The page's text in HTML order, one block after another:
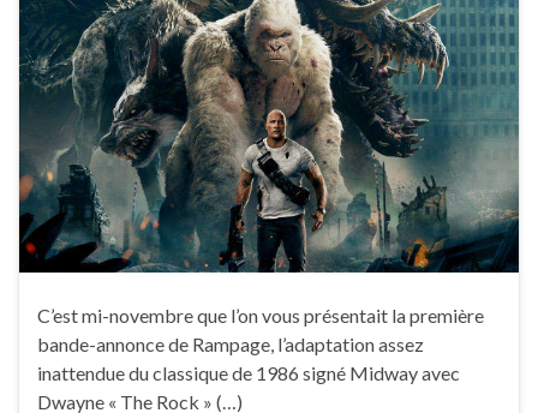
C’est mi-novembre que l’on vous présentait la première
bande-annonce de Rampage, l’adaptation assez
inattendue du classique de 1986 signé Midway avec
Dwayne « The Rock » (…)